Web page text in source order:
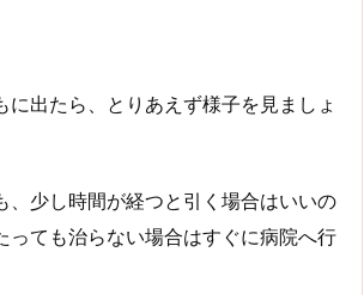
に出たら、とりあえず様子を見ましょ
、少し時間が経つと引く場合はいいの
っても治らない場合はすぐに病院へ行